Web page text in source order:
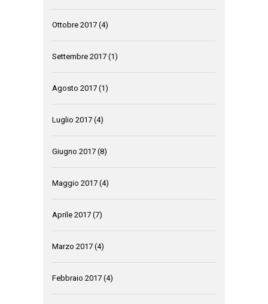
Ottobre 2017 (4)
Settembre 2017 (1)
Agosto 2017 (1)
Luglio 2017 (4)
Giugno 2017 (8)
Maggio 2017 (4)
Aprile 2017 (7)
Marzo 2017 (4)
Febbraio 2017 (4)